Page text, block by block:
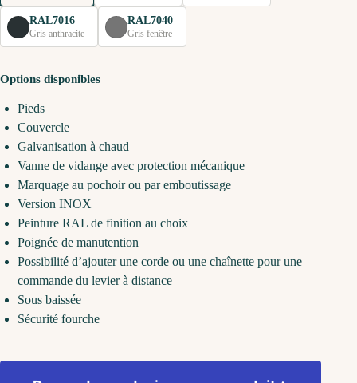
RAL7016
Gris anthracite
RAL7040
Gris fenêtre
Options disponibles
Pieds
Couvercle
Galvanisation à chaud
Vanne de vidange avec protection mécanique
Marquage au pochoir ou par emboutissage
Version INOX
Peinture RAL de finition au choix
Poignée de manutention
Possibilité d’ajouter une corde ou une chaînette pour une
commande du levier à distance
Sous baissée
Sécurité fourche